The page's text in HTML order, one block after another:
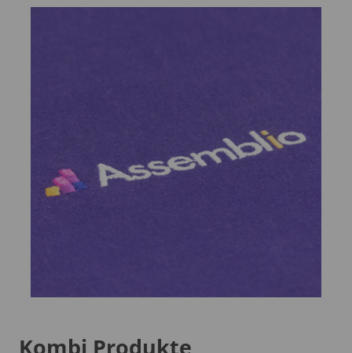
Kombi Produkte